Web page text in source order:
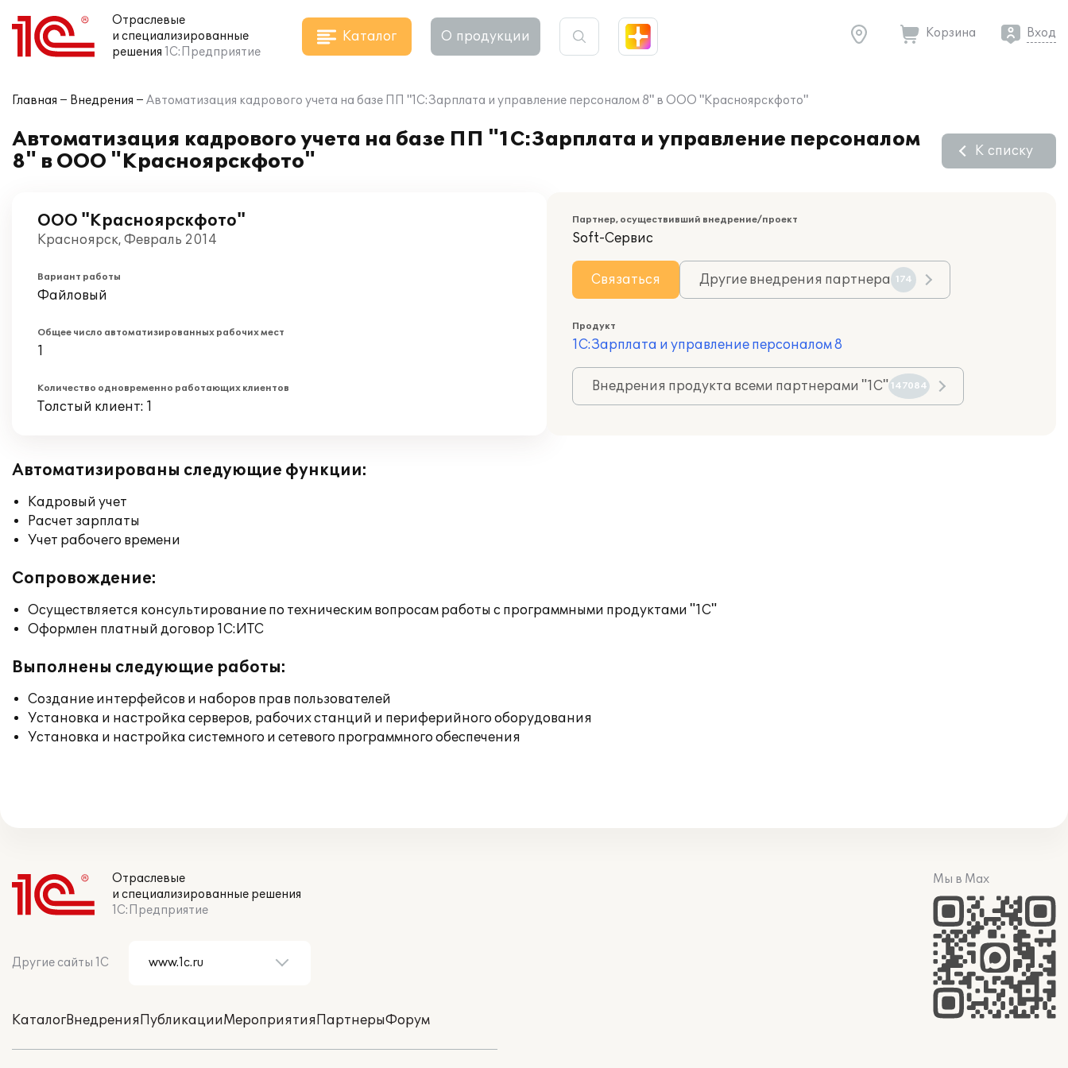
Отраслевые
и специализированные
решения 1С:Предприятие
Каталог О продукции Корзина Вход
Главная Внедрения Автоматизация кадрового учета на базе ПП "1С:Зарплата и управление персоналом 8" в ООО "Красноярскфото"
Автоматизация кадрового учета на базе ПП "1С:Зарплата и управление персоналом
8" в ООО "Красноярскфото"
К списку
ООО "Красноярскфото"
Красноярск, Февраль 2014
Вариант работы
Файловый
Общее число автоматизированных рабочих мест
1
Количество одновременно работающих клиентов
Толстый клиент: 1
Партнер, осуществивший внедрение/проект
Soft-Сервис
Связаться Другие внедрения партнера 174
Продукт
1С:Зарплата и управление персоналом 8
Внедрения продукта всеми партнерами "1С" 147084
Автоматизированы следующие функции:
Кадровый учет
Расчет зарплаты
Учет рабочего времени
Сопровождение:
Осуществляется консультирование по техническим вопросам работы с программными продуктами "1С"
Оформлен платный договор 1С:ИТС
Выполнены следующие работы:
Создание интерфейсов и наборов прав пользователей
Установка и настройка серверов, рабочих станций и периферийного оборудования
Установка и настройка системного и сетевого программного обеспечения
Отраслевые
и специализированные решения
1С:Предприятие
Другие сайты 1С
КаталогВнедренияПубликацииМероприятияПартнерыФорум
Мы в Max